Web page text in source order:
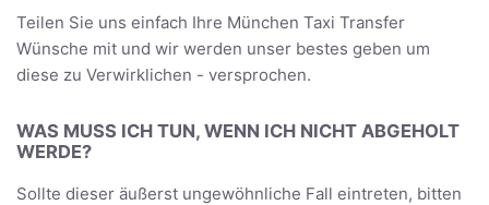
Teilen Sie uns einfach Ihre München Taxi Transfer
Wünsche mit und wir werden unser bestes geben um
diese zu Verwirklichen - versprochen.
WAS MUSS ICH TUN, WENN ICH NICHT ABGEHOLT
WERDE?
Sollte dieser äußerst ungewöhnliche Fall eintreten, bitten